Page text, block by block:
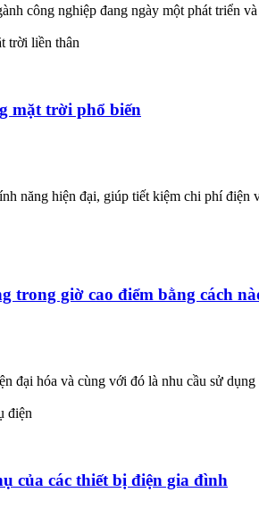
công nghiệp đang ngày một phát triển
mặt trời phổ biến
năng hiện đại, giúp tiết kiệm chi phí
trong giờ cao điểm bằng cách
đại hóa và cùng với đó là nhu cầu sử
của các thiết bị điện gia đình